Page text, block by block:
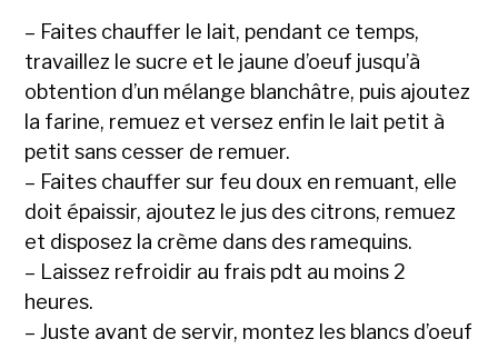
– Faites chauffer le lait, pendant ce temps,
travaillez le sucre et le jaune d’oeuf jusqu’à
obtention d’un mélange blanchâtre, puis ajoutez
la farine, remuez et versez enfin le lait petit à
petit sans cesser de remuer.
– Faites chauffer sur feu doux en remuant, elle
doit épaissir, ajoutez le jus des citrons, remuez
et disposez la crème dans des ramequins.
– Laissez refroidir au frais pdt au moins 2
heures.
– Juste avant de servir, montez les blancs d’oeuf